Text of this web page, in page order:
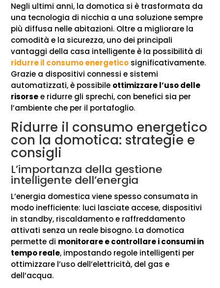
Negli ultimi anni, la domotica si è trasformata da
una tecnologia di nicchia a una soluzione sempre
più diffusa nelle abitazioni. Oltre a migliorare la
comodità e la sicurezza, uno dei principali
vantaggi della casa intelligente è la possibilità di
ridurre il consumo energetico significativamente.
Grazie a dispositivi connessi e sistemi
automatizzati, è possibile ottimizzare l’uso delle
risorsee ridurre gli sprechi, con benefici sia per
l’ambiente che per il portafoglio.
Ridurre il consumo energetico
con la domotica: strategie e
consigli
L’importanza della gestione
intelligente dell’energia
L’energia domestica viene spesso consumata in
modo inefficiente: luci lasciate accese, dispositivi
in standby, riscaldamento e raffreddamento
attivati senza un reale bisogno. La domotica
permette di monitorare e controllare i consumi in
tempo reale, impostando regole intelligenti per
ottimizzare l’uso dell’elettricità, del gas e
dell’acqua.